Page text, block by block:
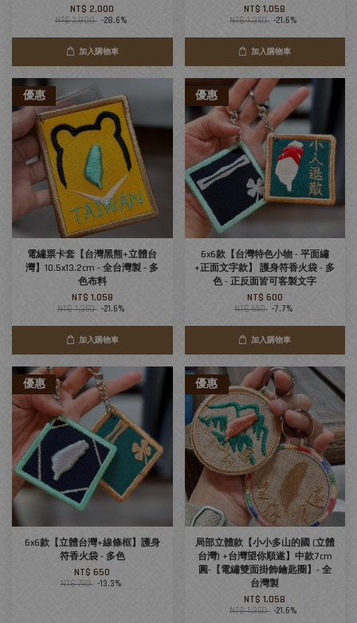
NT$ 2,000
NT$ 2,800 -28.6%
加入購物車
NT$ 1,058
NT$ 1,350 -21.6%
加入購物車
優惠
電繡票卡套【台灣黑熊+立體台
灣】10.5x13.2cm - 全台灣製 - 多
色布料
NT$ 1,058
NT$ 1,350 -21.6%
加入購物車
優惠
6x6款【台灣特色小物 - 平面繡
+正面文字款】 護身符香火袋 - 多
色 - 正反面皆可客製文字
NT$ 600
NT$ 650 -7.7%
加入購物車
優惠
6x6款【立體台灣+線條框】護身
符香火袋 - 多色
NT$ 650
NT$ 750 -13.3%
優惠
局部立體款【小小多山的國 (立體
台灣) +台灣望你順遂】中款7cm
圓-【電繡雙面掛飾鑰匙圈】- 全
台灣製
NT$ 1,058
NT$ 1,350 -21.6%